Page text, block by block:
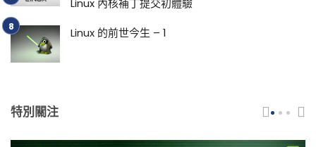
Linux 內核補丁提交初體驗
Linux 的前世今生 – 1
特別關注